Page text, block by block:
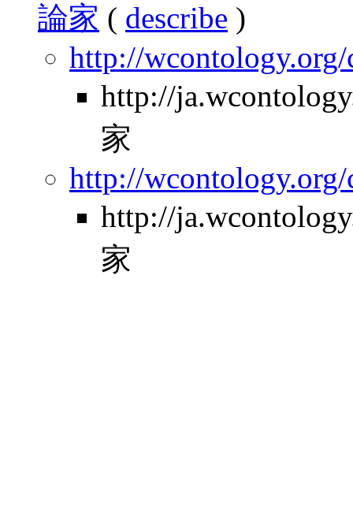
論家 ( describe )
http://wcontology.org/
http://
家
http://
http://
家